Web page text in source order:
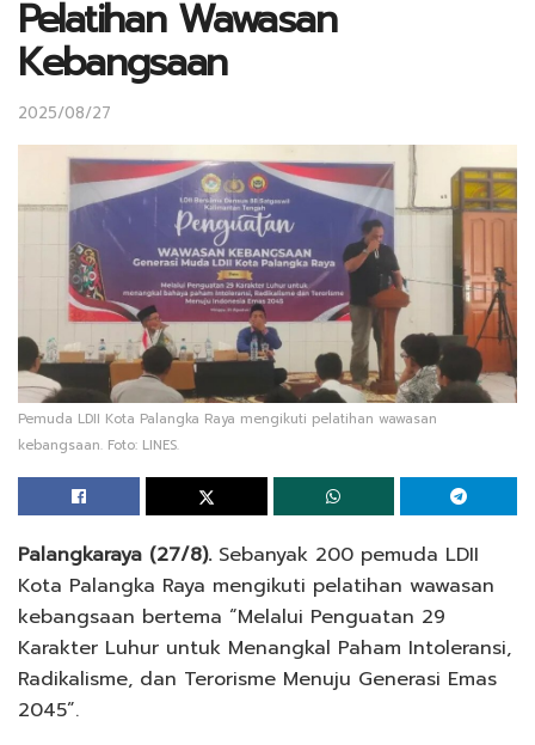
Pelatihan Wawasan
Kebangsaan
2025/08/27
Pemuda LDII Kota Palangka Raya mengikuti pelatihan wawasan
kebangsaan. Foto: LINES.
Palangkaraya (27/8).Sebanyak 200 pemuda LDII
Kota Palangka Raya mengikuti pelatihan wawasan
kebangsaan bertema “Melalui Penguatan 29
Karakter Luhur untuk Menangkal Paham Intoleransi,
Radikalisme, dan Terorisme Menuju Generasi Emas
2045”.